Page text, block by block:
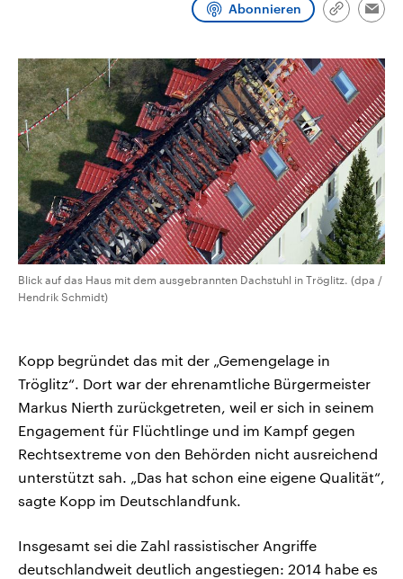
Abonnieren
Link
Blick auf das Haus mit dem ausgebrannten Dachstuhl in Tröglitz. (dpa /
Hendrik Schmidt)
Kopp begründet das mit der „Gemengelage in
Tröglitz“. Dort war der ehrenamtliche Bürgermeister
Markus Nierth zurückgetreten, weil er sich in seinem
Engagement für Flüchtlinge und im Kampf gegen
Rechtsextreme von den Behörden nicht ausreichend
unterstützt sah. „Das hat schon eine eigene Qualität“,
sagte Kopp im Deutschlandfunk.
Insgesamt sei die Zahl rassistischer Angriffe
deutschlandweit deutlich angestiegen: 2014 habe es